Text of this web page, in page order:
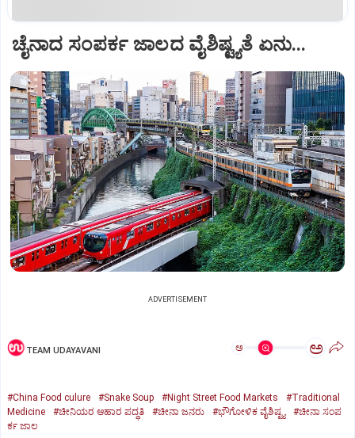
ಚೈನಾದ ಸಂಪರ್ಕ ಜಾಲದ ವೈಶಿಷ್ಟ್ಯತೆ ಏನು...
ADVERTISEMENT
TEAM UDAYAVANI ಅ ಅ
#China Food culure #Snake Soup #Night Street Food Markets
#Traditional
Medicine
#ಚೀನಿಯರ ಆಹಾರ ಪದ್ಧತಿ #ಚೀನಾ ಜನರು #ಭೌಗೋಳಿಕ ವೈಶಿಷ್ಟ್ಯ
#ಚೀನಾ ಸಂಪ
ರ್ಕ ಜಾಲ